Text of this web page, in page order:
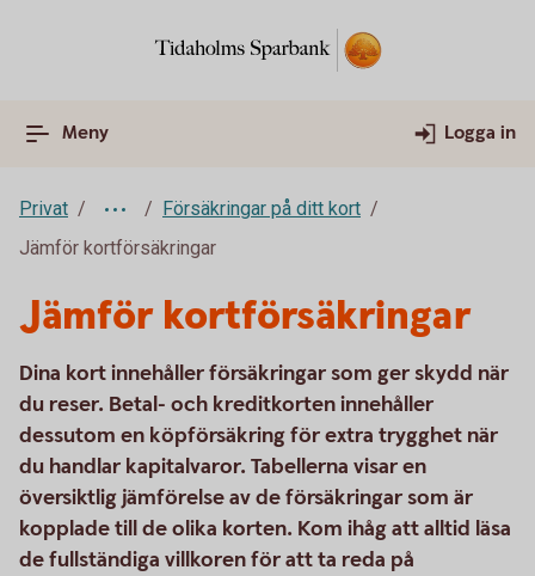
Meny Logga in
Privat
Försäkringar på ditt kort
Jämför kortförsäkringar
Jämför kortförsäkringar
Dina kort innehåller försäkringar som ger skydd när
du reser. Betal- och kreditkorten innehåller
dessutom en köpförsäkring för extra trygghet när
du handlar kapitalvaror. Tabellerna visar en
översiktlig jämförelse av de försäkringar som är
kopplade till de olika korten. Kom ihåg att alltid läsa
de fullständiga villkoren för att ta reda på